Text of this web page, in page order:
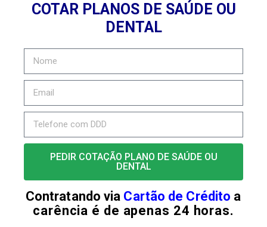
COTAR PLANOS DE SAÚDE OU
DENTAL
PEDIR COTAÇÃO PLANO DE SAÚDE OU
DENTAL
Contratando via Cartão de Crédito a
carência é de apenas 24 horas.